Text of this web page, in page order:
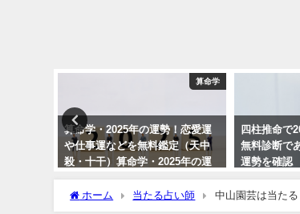
算命学
算命学・2025年の運勢！恋愛運
や仕事運などを無料鑑定（天中
殺・十干）算命学・2025年の運
勢！恋愛運や仕事運などを無料
鑑定（天中殺・十干）
四柱推命で
無料診断で
運勢を確認
ホーム 当たる占い師 中山園芸は当た